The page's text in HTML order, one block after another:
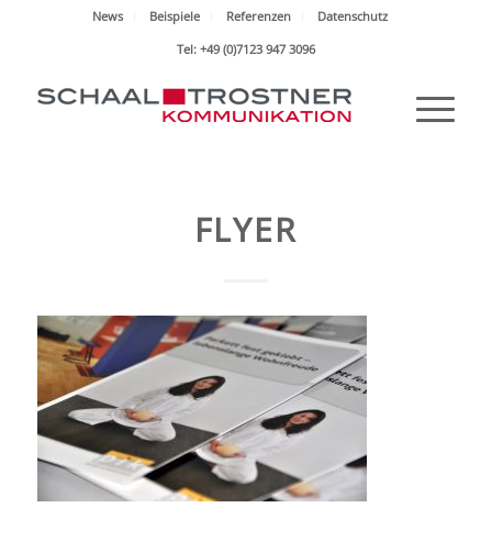
News Beispiele Referenzen
Datenschutz
Tel: +49 (0)7123 947 3096
FLYER